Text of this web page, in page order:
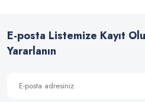
E-posta Listemize Kayıt
Yararlanın